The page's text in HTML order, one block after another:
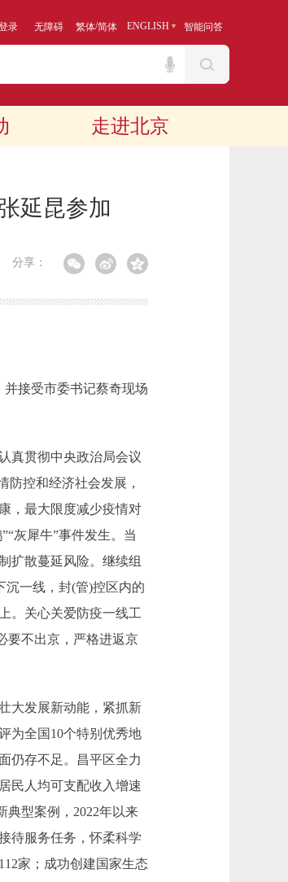
录 无障碍 繁体/简体 ENGLISH 智能问答
走进北京
延昆参加
分享：
接受市委书记蔡奇现场
真贯彻中央政治局会议
防控和经济社会发展，
，最大限度减少疫情对
灰犀牛”事件发生。当
扩散蔓延风险。继续组
沉一线，封(管)控区内的
。关心关爱防疫一线工
要不出京，严格进返京
大发展新动能，紧抓新
为全国10个特别优秀地
仍存不足。昌平区全力
民人均可支配收入增速
典型案例，2022年以来
待服务任务，怀柔科学
家；成功创建国家生态